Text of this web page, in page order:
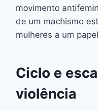
movimento
de um machismo
mulheres a um
Ciclo e
violência